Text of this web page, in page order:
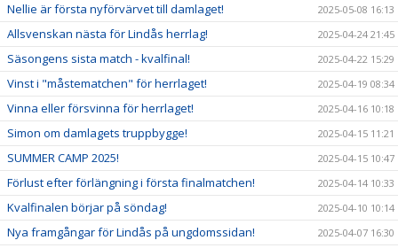
Nellie är första nyförvärvet till damlaget! 2025-05-08 16:13
Allsvenskan nästa för Lindås herrlag! 2025-04-24 21:45
Säsongens sista match - kvalfinal! 2025-04-22 15:29
Vinst i "måstematchen" för herrlaget! 2025-04-19 08:34
Vinna eller försvinna för herrlaget! 2025-04-16 10:18
Simon om damlagets truppbygge! 2025-04-15 11:21
SUMMER CAMP 2025! 2025-04-15 10:47
Förlust efter förlängning i första finalmatchen! 2025-04-14 10:33
Kvalfinalen börjar på söndag! 2025-04-10 10:14
Nya framgångar för Lindås på ungdomssidan! 2025-04-07 16:30